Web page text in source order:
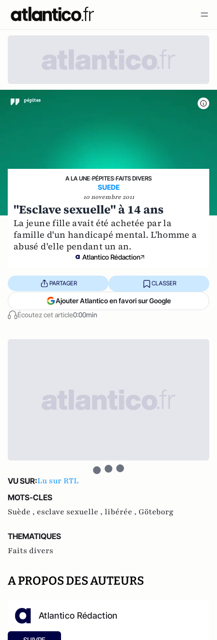
A LA UNE›PÉPITES›FAITS DIVERS
SUEDE
10 novembre 2011
"Esclave sexuelle" à 14 ans
La jeune fille avait été achetée par la
famille d'un handicapé mental. L'homme a
abusé d'elle pendant un an.
Atlantico Rédaction
Écoutez cet article0:00min
PARTAGER CLASSER
Ajouter Atlantico en favori sur Google
VU SUR:Lu sur RTL
MOTS-CLES
Suède , esclave sexuelle , libérée , Göteborg
THEMATIQUES
Faits divers
A PROPOS DES AUTEURS
Atlantico Rédaction